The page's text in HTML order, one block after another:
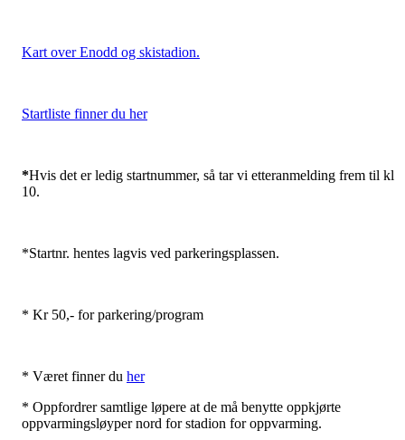
Kart over Enodd og skistadion.
Startliste finner du her
*Hvis det er ledig startnummer, så tar vi etteranmelding frem til kl
10.
*Startnr. hentes lagvis ved parkeringsplassen.
* Kr 50,- for parkering/program
* Været finner du her
* Oppfordrer samtlige løpere at de må benytte oppkjørte
oppvarmingsløyper nord for stadion for oppvarming.